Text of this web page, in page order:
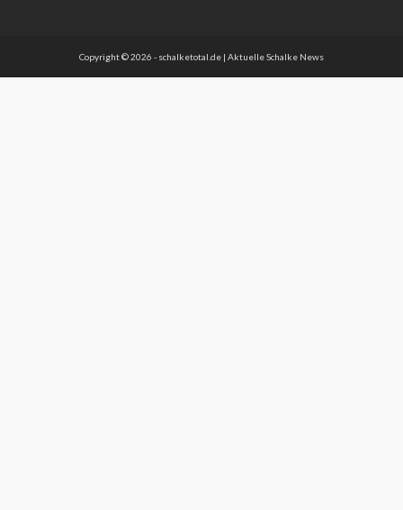
Copyright © 2026 - schalketotal.de | Aktuelle Schalke News